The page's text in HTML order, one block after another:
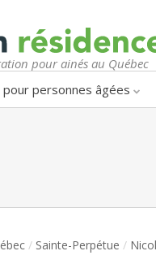
pour ainés au Québec
pour personnes âgées
/ Sainte-Perpétue /